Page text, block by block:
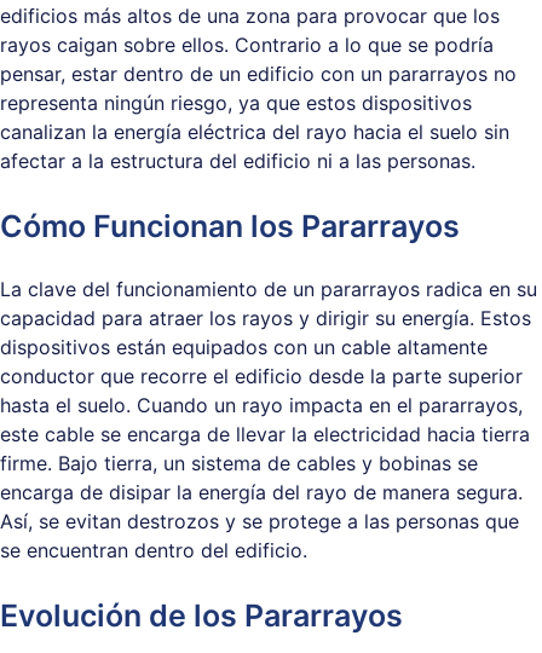
edificios más altos de una zona para provocar que los
rayos caigan sobre ellos. Contrario a lo que se podría
pensar, estar dentro de un edificio con un pararrayos no
representa ningún riesgo, ya que estos dispositivos
canalizan la energía eléctrica del rayo hacia el suelo sin
afectar a la estructura del edificio ni a las personas.
Cómo Funcionan los Pararrayos
La clave del funcionamiento de un pararrayos radica en su
capacidad para atraer los rayos y dirigir su energía. Estos
dispositivos están equipados con un cable altamente
conductor que recorre el edificio desde la parte superior
hasta el suelo. Cuando un rayo impacta en el pararrayos,
este cable se encarga de llevar la electricidad hacia tierra
firme. Bajo tierra, un sistema de cables y bobinas se
encarga de disipar la energía del rayo de manera segura.
Así, se evitan destrozos y se protege a las personas que
se encuentran dentro del edificio.
Evolución de los Pararrayos